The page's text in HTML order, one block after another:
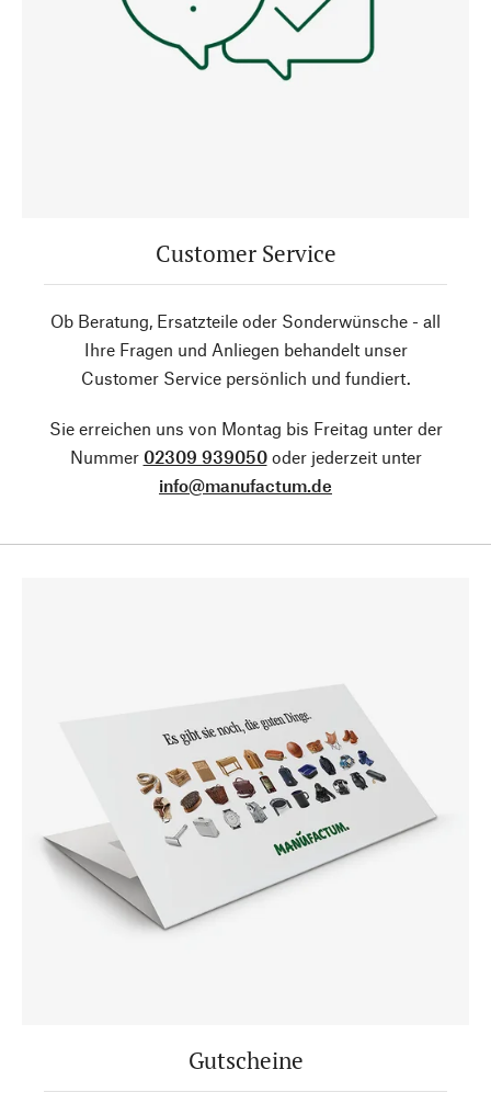
Customer Service
Ob Beratung, Ersatzteile oder Sonderwünsche - all
Ihre Fragen und Anliegen behandelt unser
Customer Service persönlich und fundiert.
Sie erreichen uns von Montag bis Freitag unter der
Nummer 02309 939050oder jederzeit unter
info@manufactum.de
Gutscheine